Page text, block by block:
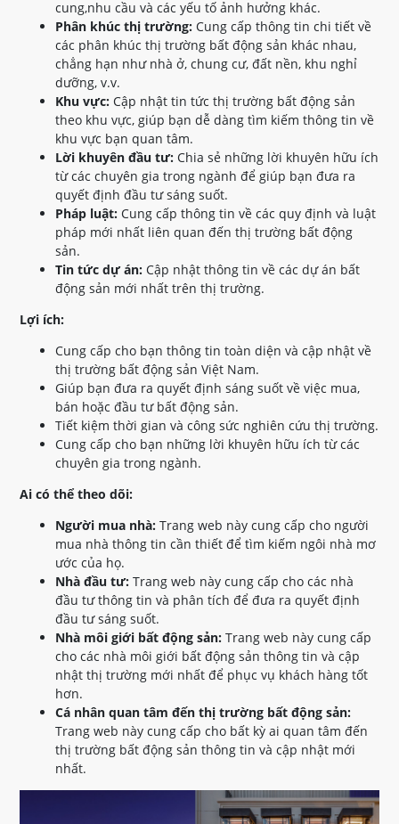
cung,nhu cầu và các yếu tố ảnh hưởng khác.
Phân khúc thị trường: Cung cấp thông tin chi tiết về
các phân khúc thị trường bất động sản khác nhau,
chẳng hạn như nhà ở, chung cư, đất nền, khu nghỉ
dưỡng, v.v.
Khu vực: Cập nhật tin tức thị trường bất động sản
theo khu vực, giúp bạn dễ dàng tìm kiếm thông tin về
khu vực bạn quan tâm.
Lời khuyên đầu tư: Chia sẻ những lời khuyên hữu ích
từ các chuyên gia trong ngành để giúp bạn đưa ra
quyết định đầu tư sáng suốt.
Pháp luật: Cung cấp thông tin về các quy định và luật
pháp mới nhất liên quan đến thị trường bất động
sản.
Tin tức dự án: Cập nhật thông tin về các dự án bất
động sản mới nhất trên thị trường.
Lợi ích:
Cung cấp cho bạn thông tin toàn diện và cập nhật về
thị trường bất động sản Việt Nam.
Giúp bạn đưa ra quyết định sáng suốt về việc mua,
bán hoặc đầu tư bất động sản.
Tiết kiệm thời gian và công sức nghiên cứu thị trường.
Cung cấp cho bạn những lời khuyên hữu ích từ các
chuyên gia trong ngành.
Ai có thể theo dõi:
Người mua nhà: Trang web này cung cấp cho người
mua nhà thông tin cần thiết để tìm kiếm ngôi nhà mơ
ước của họ.
Nhà đầu tư: Trang web này cung cấp cho các nhà
đầu tư thông tin và phân tích để đưa ra quyết định
đầu tư sáng suốt.
Nhà môi giới bất động sản: Trang web này cung cấp
cho các nhà môi giới bất động sản thông tin và cập
nhật thị trường mới nhất để phục vụ khách hàng tốt
hơn.
Cá nhân quan tâm đến thị trường bất động sản:
Trang web này cung cấp cho bất kỳ ai quan tâm đến
thị trường bất động sản thông tin và cập nhật mới
nhất.